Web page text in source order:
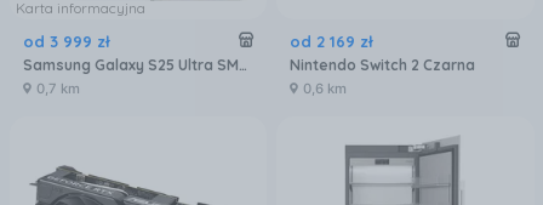
Karta informacyjna
od 3 999 zł
Samsung Galaxy S25 Ultra SM-S938 12/256GB Tytanowy Niebieski
0,7 km
od 2 169 zł
Nintendo Switch 2 Czarna
0,6 km